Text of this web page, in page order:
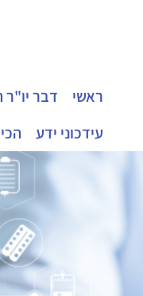
ראשי דבר
עידכוני ידע